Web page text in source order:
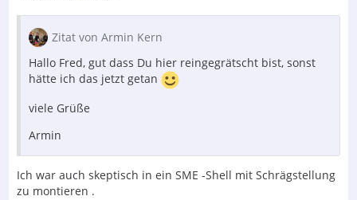
Zitat von Armin Kern
Hallo Fred, gut dass Du hier reingegrätscht bist, sonst
hätte ich das jetzt getan
viele Grüße
Armin
Ich war auch skeptisch in ein SME -Shell mit Schrägstellung
zu montieren .